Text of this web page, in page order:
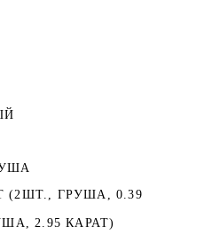
(2ШТ., ГРУША, 0.39
2.95 КАРАТ)